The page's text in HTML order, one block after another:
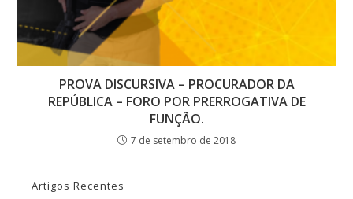
PROVA DISCURSIVA – PROCURADOR DA
REPÚBLICA – FORO POR PRERROGATIVA DE
FUNÇÃO.
7 de setembro de 2018
Artigos Recentes